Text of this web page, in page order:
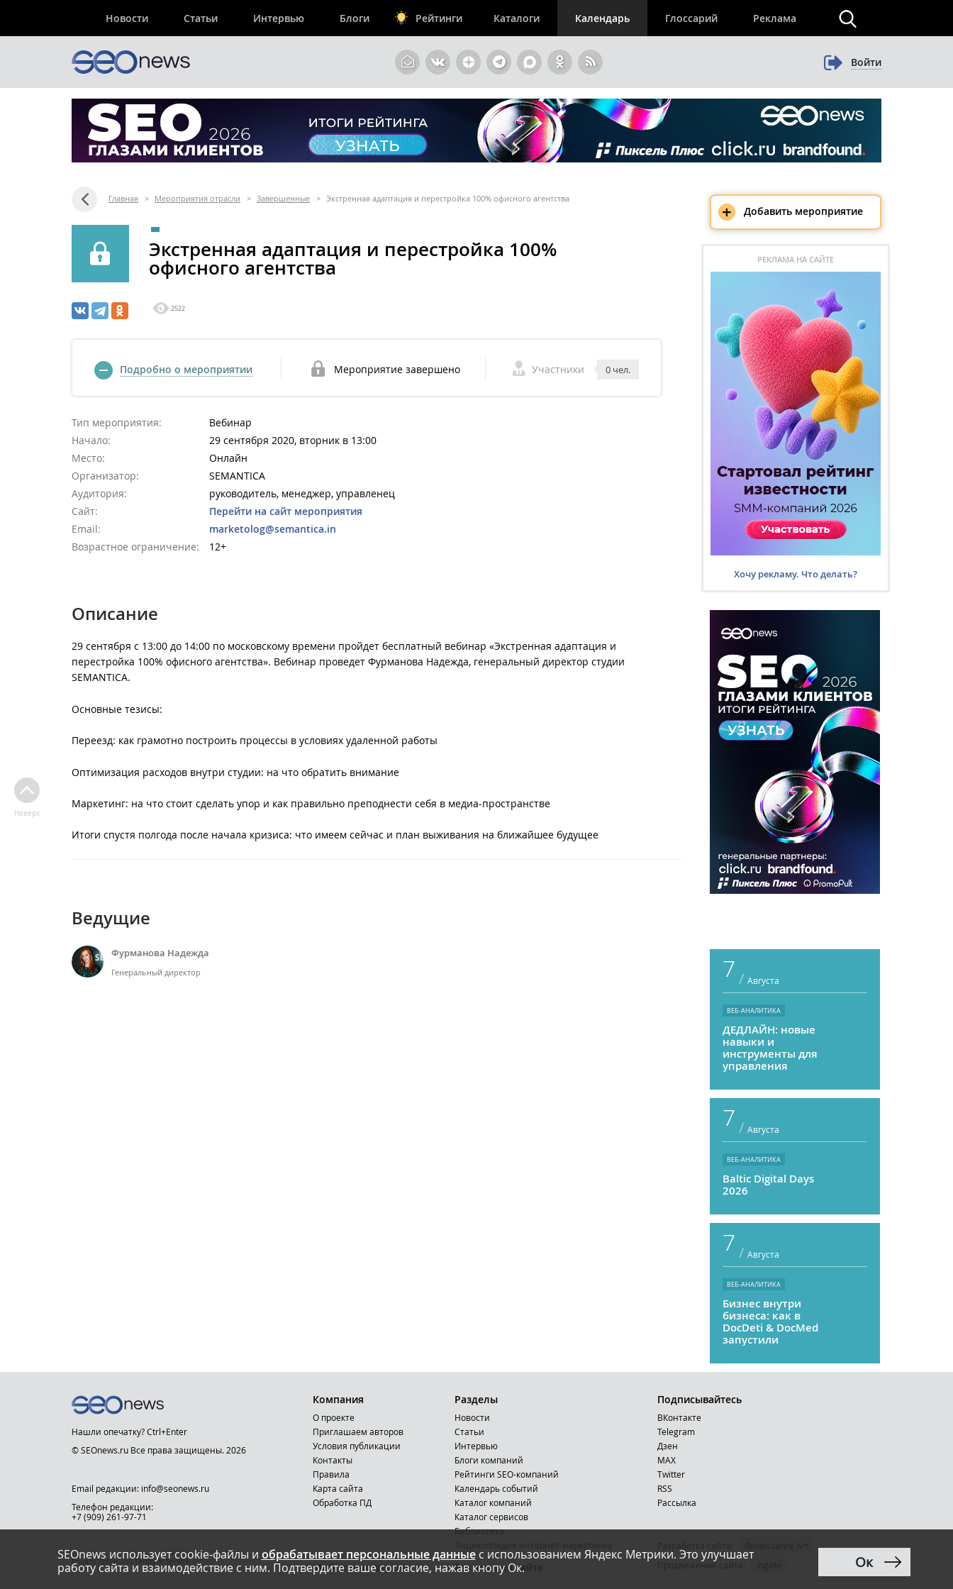
Новости Статьи Интервью Блоги Рейтинги Каталоги Календарь Глоссарий Реклама
Войти
Главная > Мероприятия отрасли > Завершенные > Экстренная адаптация и перестройка 100% офисного агентства
Экстренная адаптация и перестройка 100%
офисного агентства
2522
Подробно о мероприятии Мероприятие завершено Участники 0 чел.
Тип мероприятия:
Вебинар
Начало:
29 сентября 2020, вторник в 13:00
Место:
Онлайн
Организатор:
SEMANTICA
Аудитория:
руководитель, менеджер, управленец
Сайт:
Перейти на сайт мероприятия
Email:
marketolog@semantica.in
Возрастное ограничение:
12+
Описание
29 сентября с 13:00 до 14:00 по московскому времени пройдет бесплатный вебинар «Экстренная адаптация и
перестройка 100% офисного агентства». Вебинар проведет Фурманова Надежда, генеральный директор студии
SEMANTICA.
Основные тезисы:
Переезд: как грамотно построить процессы в условиях удаленной работы
Оптимизация расходов внутри студии: на что обратить внимание
Маркетинг: на что стоит сделать упор и как правильно преподнести себя в медиа-пространстве
Итоги спустя полгода после начала кризиса: что имеем сейчас и план выживания на ближайшее будущее
Ведущие
Фурманова Надежда
Генеральный директор
Наверх
+ Добавить мероприятие
РЕКЛАМА НА САЙТЕ
Хочу рекламу. Что делать?
7 / Августа
ВЕБ-АНАЛИТИКА
ДЕДЛАЙН: новые
навыки и
инструменты для
управления
7 / Августа
ВЕБ-АНАЛИТИКА
Baltic Digital Days
2026
7 / Августа
ВЕБ-АНАЛИТИКА
Бизнес внутри
бизнеса: как в
DocDeti & DocMed
запустили
как стартап
SEOnews использует cookie-файлы и обрабатывает персональные данныес использованием Яндекс Метрики. Это улучшает
работу сайта и взаимодействие с ним. Подтвердите ваше согласие, нажав кнопу Ок.
Ок
Нашли опечатку? Ctrl+Enter
© SEOnews.ru Все права защищены. 2026
Email редакции: info@seonews.ru
Телефон редакции:
+7 (909) 261-97-71
This site is protected by reCAPTCHA and the Google
Privacy Policyand Terms of Serviceapply.
Компания
О проекте
Приглашаем авторов
Условия публикации
Контакты
Правила
Карта сайта
Обработка ПД
Мобильная версия
Разделы
Новости
Статьи
Интервью
Блоги компаний
Рейтинги SEO-компаний
Календарь событий
Каталог компаний
Каталог сервисов
Библиотека
Реклама на сайте
Подписывайтесь
ВКонтакте
Telegram
Дзен
MAX
Тwitter
RSS
Рассылка
Продвижение сайта
12+